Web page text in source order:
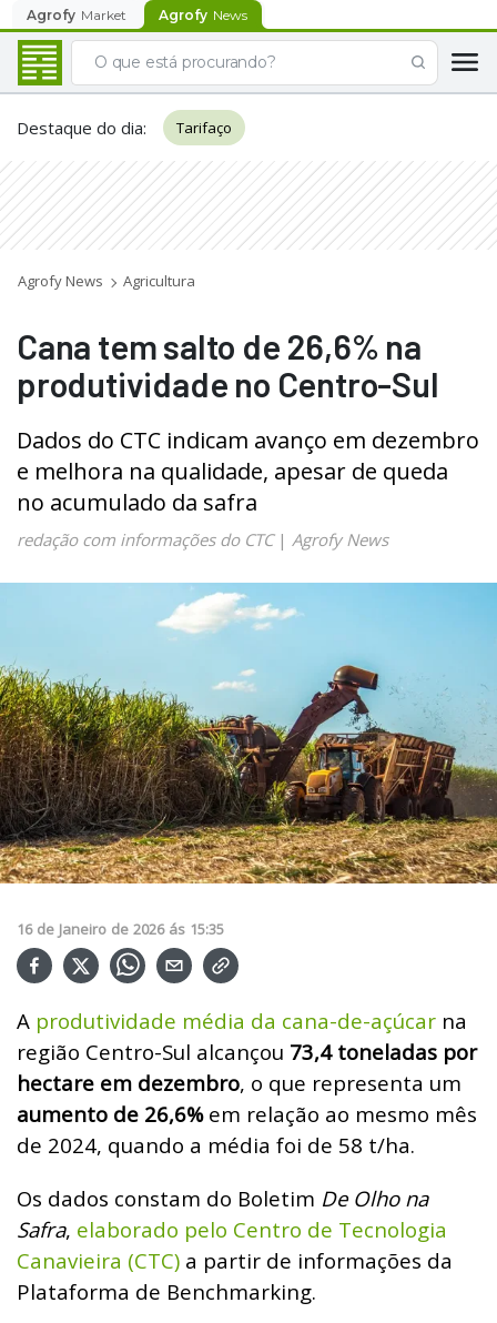
Agrofy Market Agrofy News
Destaque do dia: Tarifaço
Agrofy News Agricultura
Cana tem salto de 26,6% na
produtividade no Centro-Sul
Dados do CTC indicam avanço em dezembro
e melhora na qualidade, apesar de queda
no acumulado da safra
redação com informações do CTC| Agrofy News
16 de Janeiro de 2026 ás 15:35
A produtividade média da cana-de-açúcar na
região Centro-Sul alcançou 73,4 toneladas por
hectare em dezembro, o que representa um
aumento de 26,6%em relação ao mesmo mês
de 2024, quando a média foi de 58 t/ha.
Os dados constam do Boletim De Olho na
Safra, elaborado pelo Centro de Tecnologia
Canavieira (CTC) a partir de informações da
Plataforma de Benchmarking.